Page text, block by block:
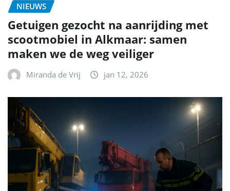
NIEUWS
Getuigen gezocht na aanrijding met
scootmobiel in Alkmaar: samen
maken we de weg veiliger
Miranda de Vrij jan 12, 2026